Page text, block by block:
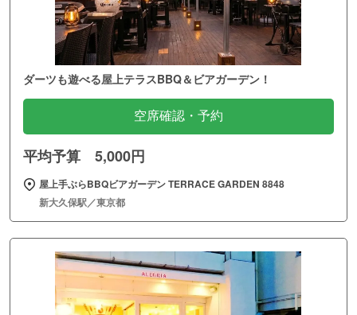
ダーツも遊べる屋上テラスBBQ＆ビアガーデン！
空席確認・予約
平均予算 5,000円
屋上手ぶらBBQビアガーデン TERRACE GARDEN 8848
新大久保駅／東京都